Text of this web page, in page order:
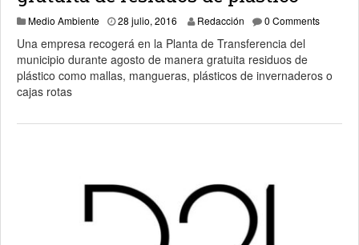
Medio Ambiente 28 julio, 2016 28 julio, 2016
Redacción 0 Comments
Una empresa recogerá en la Planta de Transferencia del
municipio durante agosto de manera gratuita residuos de
plástico como mallas, mangueras, plásticos de invernaderos o
cajas rotas